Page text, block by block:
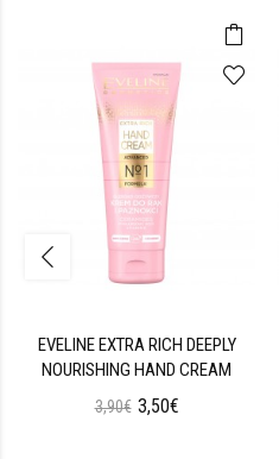
EVELINE EXTRA RICH DEEPLY
NOURISHING HAND CREAM
3,90€ 3,50€